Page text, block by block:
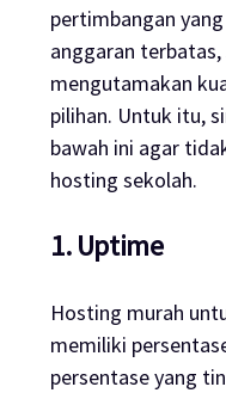
pertimbangan
anggaran
mengutamakan
pilihan. Untuk itu,
bawah ini agar
hosting sekolah.
1.Uptime
Hosting murah
memiliki
persentase yang